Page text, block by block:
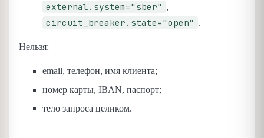
external.system="sber" ,
circuit_breaker.state="open" .
Нельзя:
email, телефон, имя клиента;
номер карты, IBAN, паспорт;
тело запроса целиком.